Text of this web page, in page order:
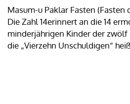
Masum-u Paklar Fasten (Fasten
Die Zahl 14erinnert an die 14
minderjährigen Kinder der zwölf
die „Vierzehn Unschuldigen“